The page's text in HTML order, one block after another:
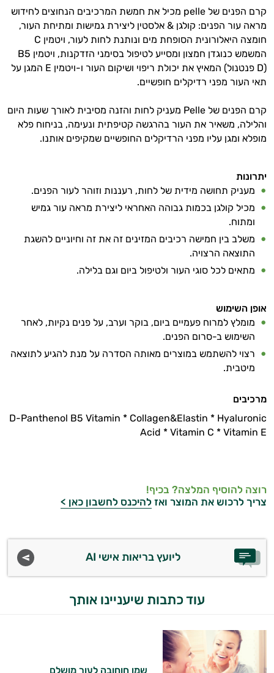
קרם הפנים של pelle מכיל את חמשת המרכיבים הנחוצים לחידוש
מראה עור הפנים: קולגן & אלסטין ליצירת גמישות ומתיחת העור,
חומצה היאלורונית הסופחת מים ונותנת לחות לעור, ויטמין C
המשמש כנוגדן חמצון ומסייע לטיפול בסימני הזדקנות, ויטמין B5
(D פנטנול) המאיץ את יכולת ריפוי ושיקום העור ו-ויטמין E המגן על
תאי העור מפני רדיקלים חופשיים.
קרם הפנים של Pelle מעניק לחות והזנה מסיבית לאורך שעות היום
והלילה, משאיר את העור בהרגשה קטיפתית ונעימה, בניחוח פלא
מופלא ומגן עליו מפני הרדיקלים החופשיים שמקיפים אותנו.
יתרונות
מעניק תחושה מידית של לחות, רעננות וזוהר לעור הפנים.
מכיל קולגן בכמות גבוהה האחראי ליצירת מראה עור גמיש
ומתוח.
משלב בין חמישה רכיבים המזינים זה את זה וחיוניים להשגת
התוצאה הרצויה.
מתאים לכל סוגי העור ולטיפול ביום וגם בלילה.
אופן השימוש
מומלץ למרוח פעמיים ביום, בוקר וערב, על פנים נקיות, לאחר
השימוש ב-סרום הפנים.
רצוי להשתמש במוצרים מאותה הסדרה על מנת להגיע לתוצאה
מיטבית.
מרכיבים
D-Panthenol B5 Vitamin * Collagen&Elastin * Hyaluronic
Acid * Vitamin C * Vitamin E
רוצה להוסיף המלצה? בכיף!
צריך לרכוש את המוצר ואז להיכנס לחשבון כאן >
ליועץ בריאות אישי AI
עוד כתבות שיעניינו אותך
שמן חוחובה לעור מושלם